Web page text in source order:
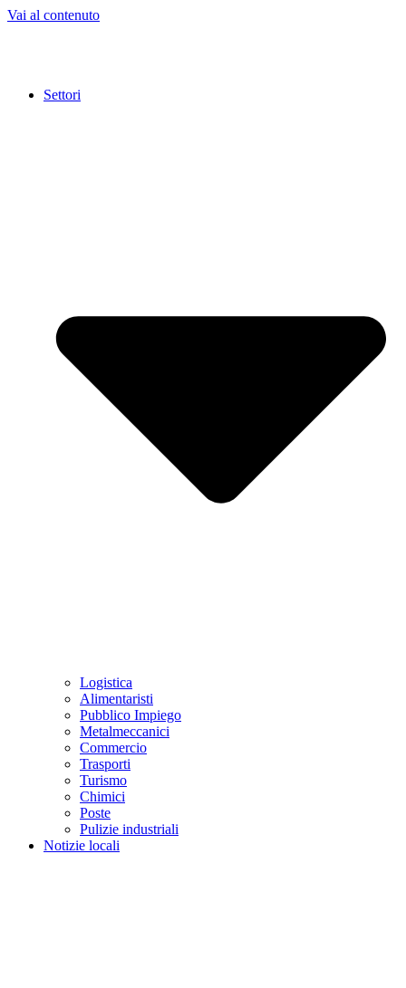
Vai al contenuto
Settori
Logistica
Alimentaristi
Pubblico Impiego
Metalmeccanici
Commercio
Trasporti
Turismo
Chimici
Poste
Pulizie industriali
Notizie locali